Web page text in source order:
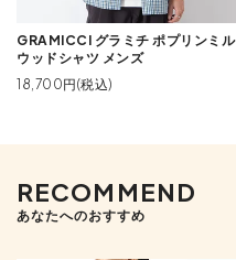
GRAMICCI グラミチ ポプリンミル
ウッドシャツ メンズ
18,700円(税込)
RECOMMEND
あなたへのおすすめ